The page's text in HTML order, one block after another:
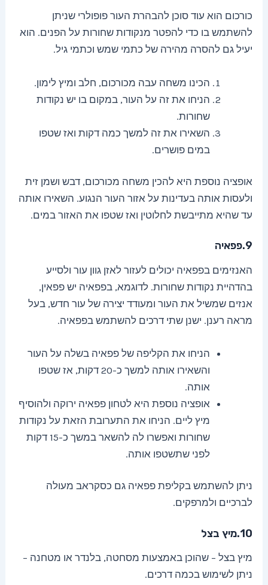
כורכום הוא עוד סוכן להבהרת העור פופולרי שניתן
להשתמש בו כדי להפטר מנקודות שחורות על הפנים. הוא
יעיל גם להסרה מהירה של כתמי שמש וכתמי גיל.
הכינו משחה עבה מכורכום, חלב ומיץ לימון.
הניחו את זה על העור, במקום בו יש נקודות
שחורות.
השאירו את זה למשך כמה דקות ואז שטפו
במים פושרים.
אופציה נוספת היא להכין משחה מכורכום, דבש ושמן זית
ולעסות אותה בעדינות על אזור העור הנגוע. השאירו אותה
עד שהיא מתייבשת לחלוטין ואז שטפו את האזור במים.
9.פפאיה
האנזימים בפפאיה יכולים לעזור לאזן גוון עור ולסייע
בהדהיית נקודות שחורות. לדוגמא, בפפאיה יש פפאין,
אנזים שמשיל את העור ומעודד יצירה של עור חדש, בעל
מראה רענן. ישנן שתי דרכים להשתמש בפפאיה.
הניחו את הקליפה של פפאיה בשלה על העור
והשאירו אותה למשך כ-20 דקות, אז שטפו
אותה.
אופציה נוספת היא לטחון פפאיה ירוקה ולהוסיף
מיץ ליים. הניחו את התערובת הזאת על נקודות
שחורות ואפשרו לה להשאר במשך כ-15 דקות
לפני שתשטפו אותה.
ניתן להשתמש בקליפת פפאיה גם כסקראב מעולה
לברכיים ולמרפקים.
10.מיץ בצל
מיץ בצל – שהוכן באמצעות מסחטה, בלנדר או מטחנה –
ניתן לשימוש בכמה דרכים.